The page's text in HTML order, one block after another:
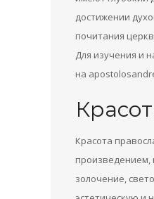
достижении
почитания
Для изучения и
на
Красота
произведением,
золочение,